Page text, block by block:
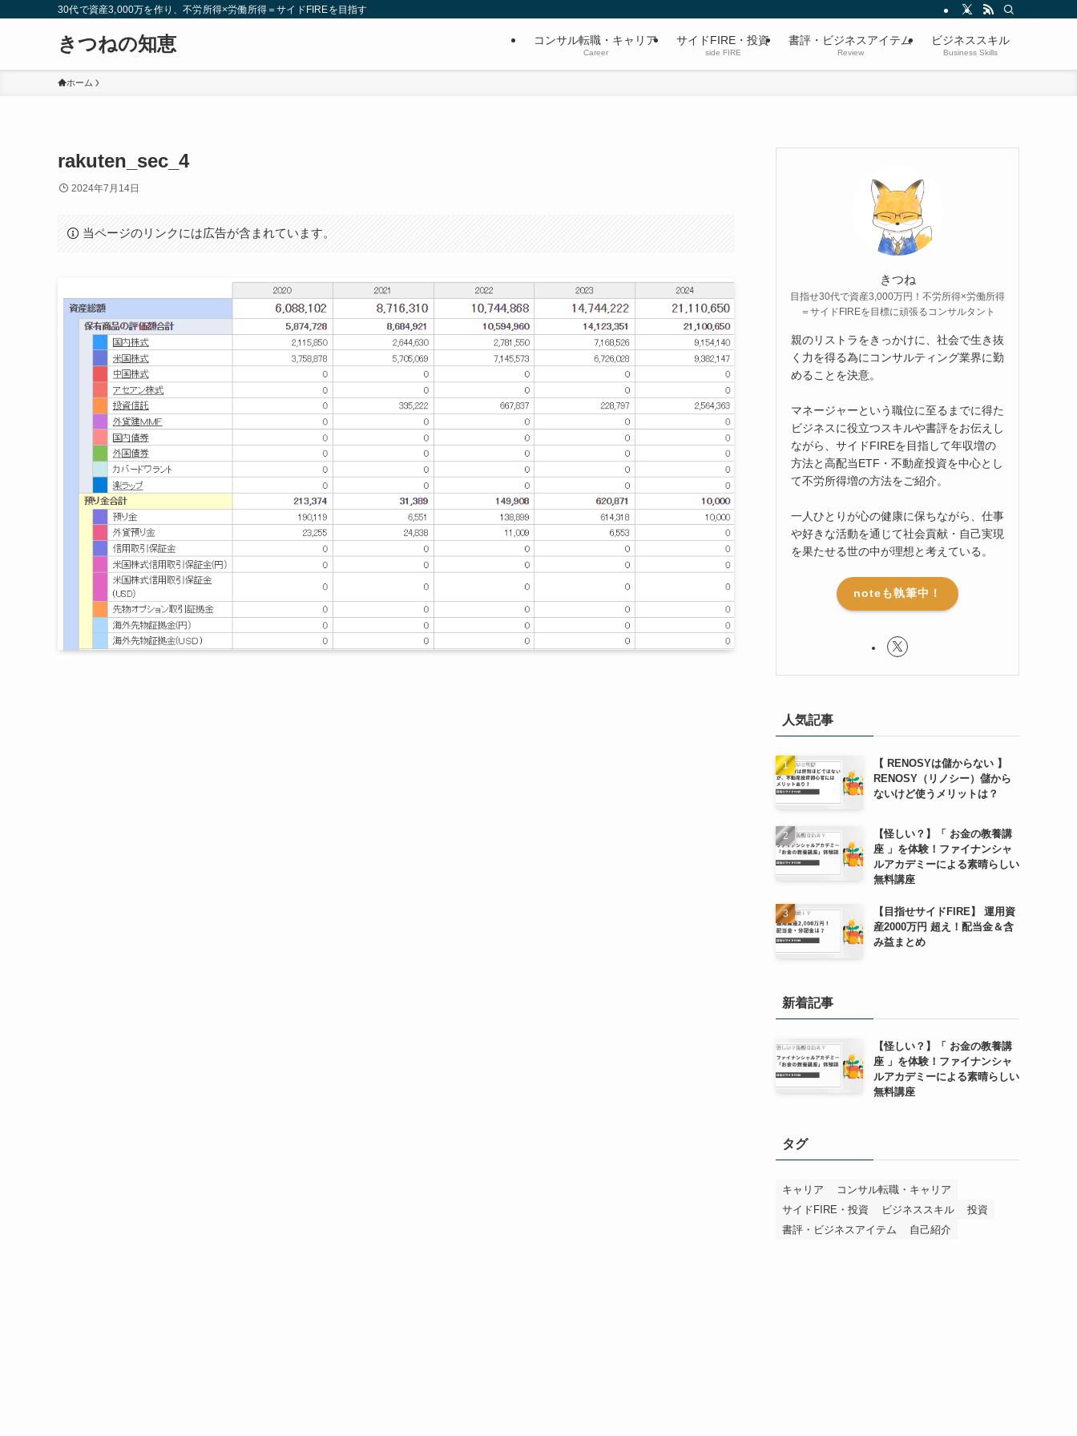
30代で資産3,000万を作り、不労所得×労働所得＝サイドFIREを目指す
きつねの知恵 コンサル転職・キャリア
Career
サイドFIRE・投資
side FIRE
書評・ビジネスアイテム
Review
ビジネススキル
Business Skills
ホーム
rakuten_sec_4
2024年7月14日
当ページのリンクには広告が含まれています。
きつね
目指せ30代で資産3,000万円！不労所得×労働所得
＝サイドFIREを目標に頑張るコンサルタント
親のリストラをきっかけに、社会で生き抜
く力を得る為にコンサルティング業界に勤
めることを決意。
マネージャーという職位に至るまでに得た
ビジネスに役立つスキルや書評をお伝えし
ながら、サイドFIREを目指して年収増の
方法と高配当ETF・不動産投資を中心とし
て不労所得増の方法をご紹介。
一人ひとりが心の健康に保ちながら、仕事
や好きな活動を通じて社会貢献・自己実現
を果たせる世の中が理想と考えている。
noteも執筆中！
人気記事
【 RENOSYは儲からない 】
RENOSY（リノシー）儲から
ないけど使うメリットは？
【怪しい？】「 お金の教養講
座 」を体験！ファイナンシャ
ルアカデミーによる素晴らしい
無料講座
【目指せサイドFIRE】 運用資
産2000万円 超え！配当金＆含
み益まとめ
新着記事
【怪しい？】「 お金の教養講
座 」を体験！ファイナンシャ
ルアカデミーによる素晴らしい
無料講座
タグ
キャリア
コンサル転職・キャリア
サイドFIRE・投資
ビジネススキル
投資
書評・ビジネスアイテム
自己紹介